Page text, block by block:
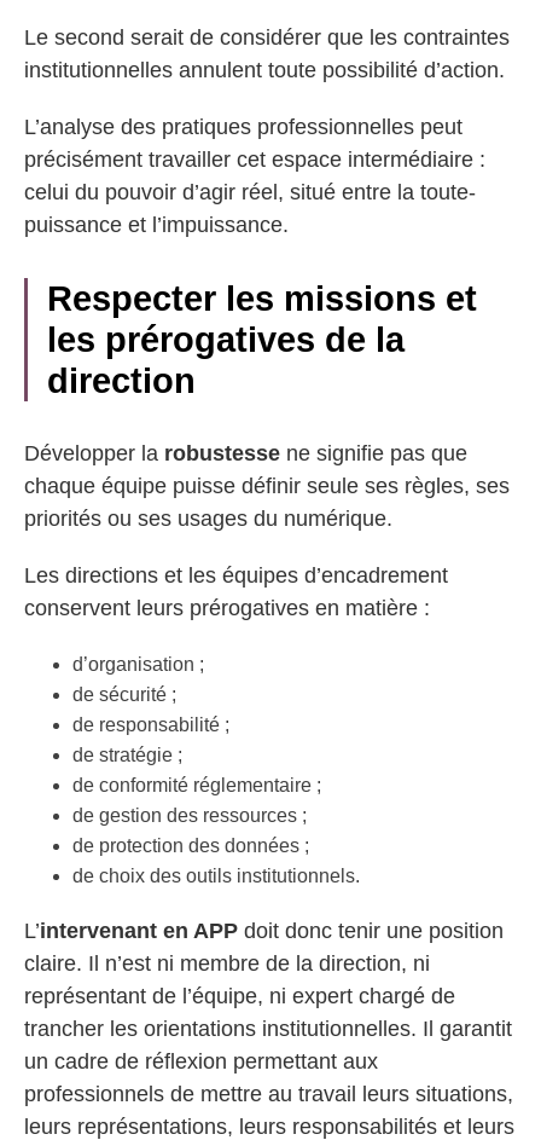
Le second serait de considérer que les contraintes
institutionnelles annulent toute possibilité d’action.
L’analyse des pratiques professionnelles peut
précisément travailler cet espace intermédiaire :
celui du pouvoir d’agir réel, situé entre la toute-
puissance et l’impuissance.
Respecter les missions et
les prérogatives de la
direction
Développer la robustesse ne signifie pas que
chaque équipe puisse définir seule ses règles, ses
priorités ou ses usages du numérique.
Les directions et les équipes d’encadrement
conservent leurs prérogatives en matière :
d’organisation ;
de sécurité ;
de responsabilité ;
de stratégie ;
de conformité réglementaire ;
de gestion des ressources ;
de protection des données ;
de choix des outils institutionnels.
L’intervenant en APP doit donc tenir une position
claire. Il n’est ni membre de la direction, ni
représentant de l’équipe, ni expert chargé de
trancher les orientations institutionnelles. Il garantit
un cadre de réflexion permettant aux
professionnels de mettre au travail leurs situations,
leurs représentations, leurs responsabilités et leurs